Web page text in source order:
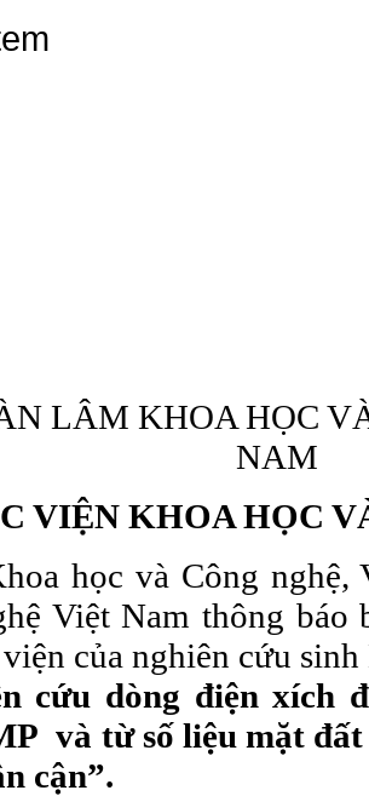
LÂM KHOA HỌC
NAM
VIỆN KHOA HỌC
học và Công nghệ,
Việt Nam thông báo
của nghiên cứu
cứu dòng điện xích
và từ số liệu mặt
cận”.